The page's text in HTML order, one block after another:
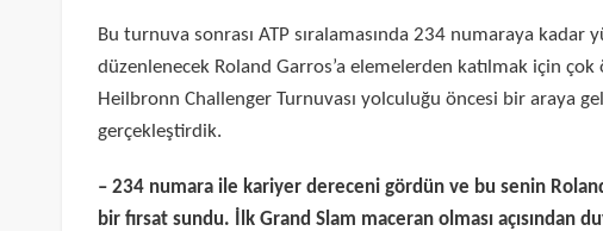
Bu turnuva sonrası ATP sıralamasında 234 numaraya kadar
düzenlenecek Roland Garros’a elemelerden katılmak için
Heilbronn Challenger Turnuvası yolculuğu öncesi bir araya
gerçekleştirdik.
– 234 numara ile kariyer dereceni gördün ve bu senin
bir fırsat sundu. İlk Grand Slam maceran olması açısından